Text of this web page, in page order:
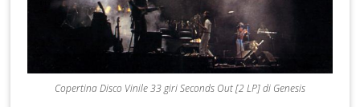
Copertina Disco Vinile 33 giri Seconds Out [2 LP] di Genesis